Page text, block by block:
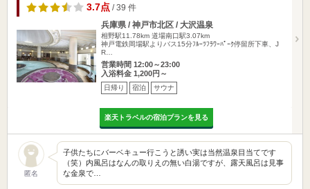
3.7点/ 39 件
兵庫県 / 神戸市北区 / 大沢温泉
相野駅11.78km 道場南口駅3.07km
神戸電鉄岡場駅よりバス15分ﾌﾙｰﾂﾌﾗﾜｰﾊﾟｰｸ停留所下車、J
R…
営業時間 12:00～23:00
入浴料金 1,200円～
日帰り 宿泊 サウナ
楽天トラベルの宿泊プランを見る
匿名
子供たちにバーベキュー行こうと誘い実は当然温泉目当てです
（笑）内風呂はなんの取りえの無い白湯ですが、露天風呂は見事
な金泉で…